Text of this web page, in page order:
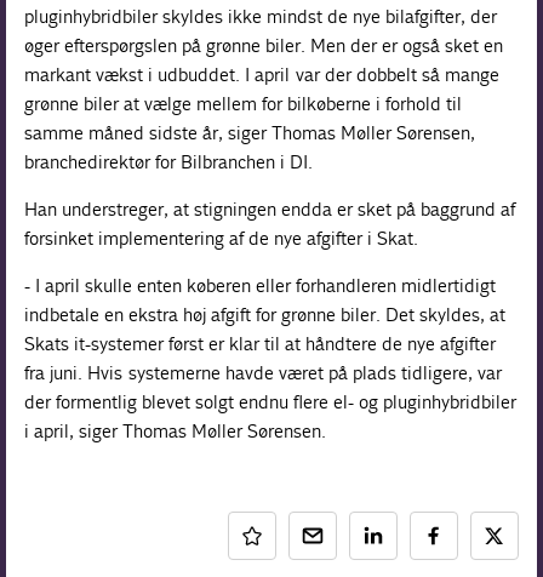
pluginhybridbiler skyldes ikke mindst de nye bilafgifter, der
øger efterspørgslen på grønne biler. Men der er også sket en
markant vækst i udbuddet. I april var der dobbelt så mange
grønne biler at vælge mellem for bilkøberne i forhold til
samme måned sidste år, siger Thomas Møller Sørensen,
branchedirektør for Bilbranchen i DI.
Han understreger, at stigningen endda er sket på baggrund af
forsinket implementering af de nye afgifter i Skat.
- I april skulle enten køberen eller forhandleren midlertidigt
indbetale en ekstra høj afgift for grønne biler. Det skyldes, at
Skats it-systemer først er klar til at håndtere de nye afgifter
fra juni. Hvis systemerne havde været på plads tidligere, var
der formentlig blevet solgt endnu flere el- og pluginhybridbiler
i april, siger Thomas Møller Sørensen.